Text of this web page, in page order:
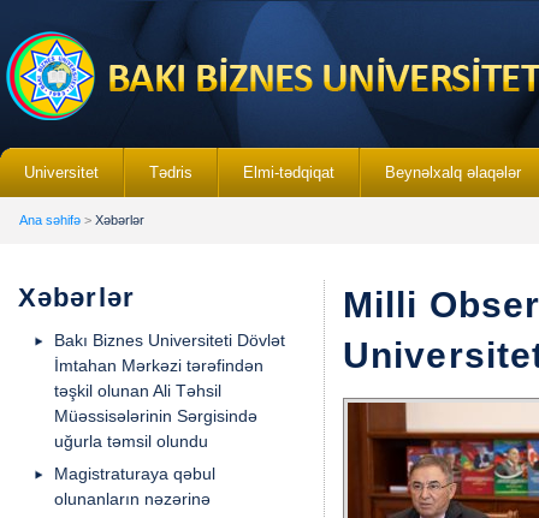
Universitet Tədris Elmi-tədqiqat Beynəlxalq əlaqələr
Ana səhifə > Xəbərlər
Xəbərlər
Bakı Biznes Universiteti Dövlət
İmtahan Mərkəzi tərəfindən
təşkil olunan Ali Təhsil
Müəssisələrinin Sərgisində
uğurla təmsil olundu
Magistraturaya qəbul
olunanların nəzərinə
Milli